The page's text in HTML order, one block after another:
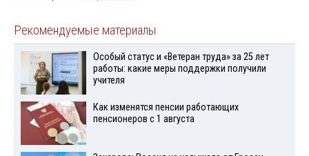
Рекомендуемые материалы
Особый статус и «Ветеран труда» за 25 лет
работы: какие меры поддержки получили
учителя
Как изменятся пенсии работающих
пенсионеров с 1 августа